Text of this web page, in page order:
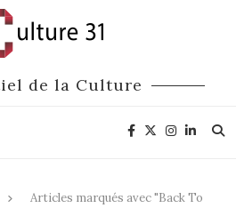
de la Culture
Articles marqués avec "Back To